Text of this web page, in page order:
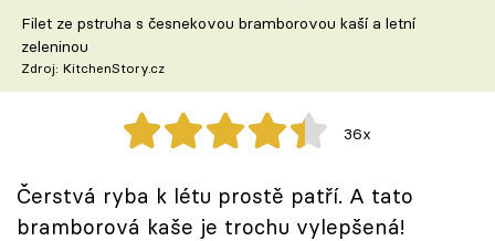
Speciál: Cuketa
Těhotnej kuchař
Sledujte prima+
Přihlášení
Filet ze pstruha s česnekovou bramborovou kaší a letní
zeleninou
Zdroj: KitchenStory.cz
36x
Čerstvá ryba k létu prostě patří. A tato
bramborová kaše je trochu vylepšená!